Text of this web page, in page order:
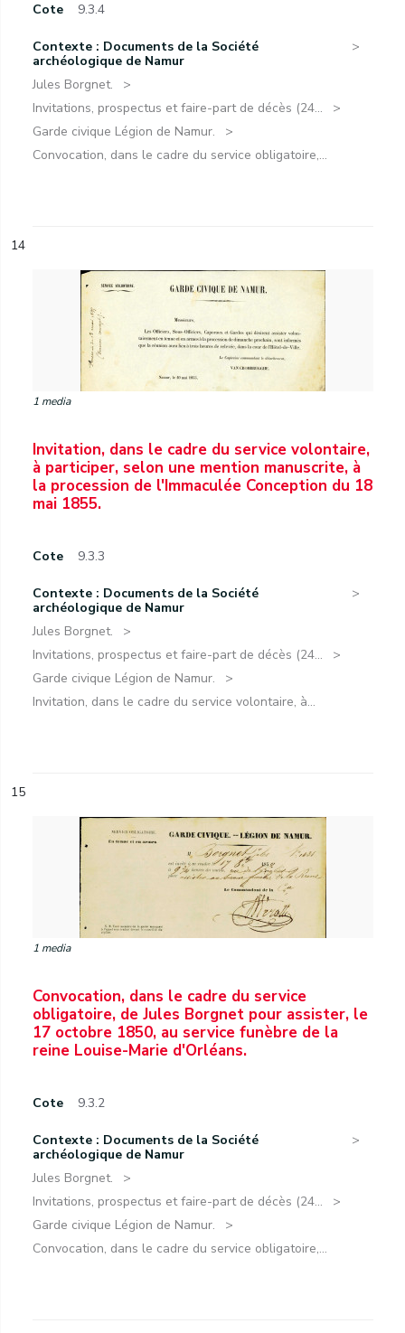
Cote 9.3.4
Contexte : Documents de la Société
archéologique de Namur
Jules Borgnet.
Invitations, prospectus et faire-part de décès (24...
Garde civique Légion de Namur.
Convocation, dans le cadre du service obligatoire,...
14
1 media
Invitation, dans le cadre du service volontaire,
à participer, selon une mention manuscrite, à
la procession de l'Immaculée Conception du 18
mai 1855.
Cote 9.3.3
Contexte : Documents de la Société
archéologique de Namur
Jules Borgnet.
Invitations, prospectus et faire-part de décès (24...
Garde civique Légion de Namur.
Invitation, dans le cadre du service volontaire, à...
15
1 media
Convocation, dans le cadre du service
obligatoire, de Jules Borgnet pour assister, le
17 octobre 1850, au service funèbre de la
reine Louise-Marie d'Orléans.
Cote 9.3.2
Contexte : Documents de la Société
archéologique de Namur
Jules Borgnet.
Invitations, prospectus et faire-part de décès (24...
Garde civique Légion de Namur.
Convocation, dans le cadre du service obligatoire,...